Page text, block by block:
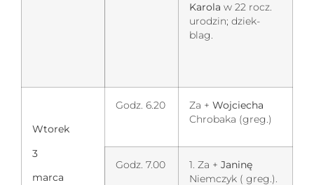
Karola w 22 rocz.
urodzin; dziek-
blag.
Wtorek
3
marca
Godz. 6.20 Za + Wojciecha
Chrobaka (greg.)
Godz. 7.00 1. Za + Janinę
Niemczyk ( greg.).